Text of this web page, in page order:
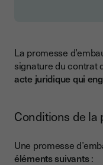
La promesse
signature du contrat
acte juridique qui
Conditions de la
Une promesse
éléments suivants: